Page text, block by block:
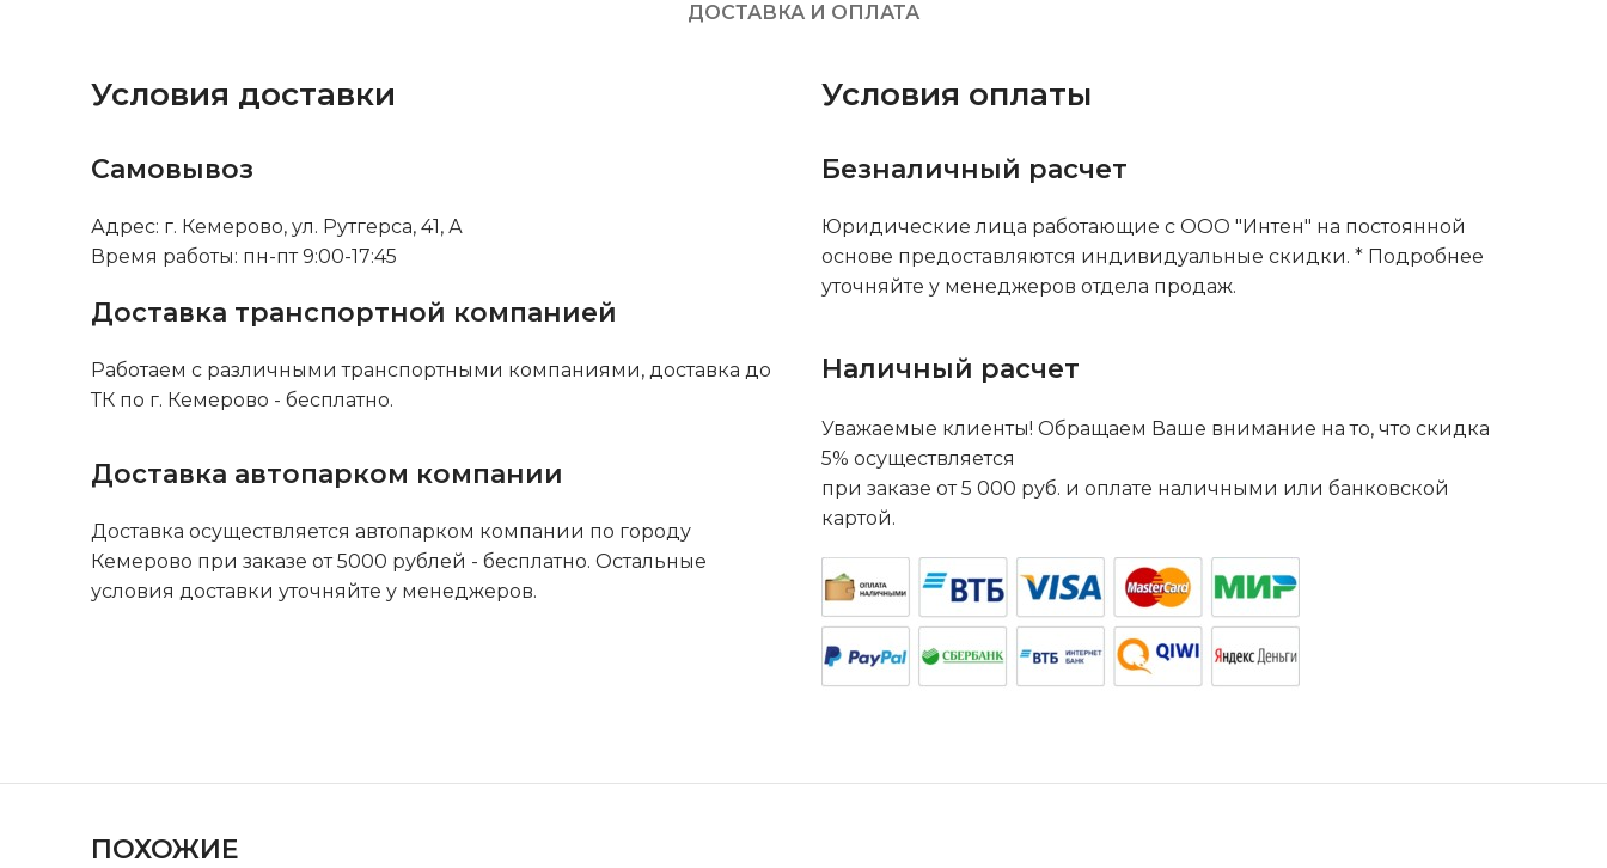
ДОСТАВКА И ОПЛАТА
Условия доставки
Самовывоз
Адрес: г. Кемерово, ул. Рутгерса, 41, А
Время работы: пн-пт 9:00-17:45
Доставка транспортной компанией
Работаем с различными транспортными компаниями, доставка до
ТК по г. Кемерово - бесплатно.
Доставка автопарком компании
Доставка осуществляется автопарком компании по городу
Кемерово при заказе от 5000 рублей - бесплатно. Остальные
условия доставки уточняйте у менеджеров.
Условия оплаты
Безналичный расчет
Юридические лица работающие с ООО "Интен" на постоянной
основе предоставляются индивидуальные скидки. * Подробнее
уточняйте у менеджеров отдела продаж.
Наличный расчет
Уважаемые клиенты! Обращаем Ваше внимание на то, что скидка
5% осуществляется
при заказе от 5 000 руб. и оплате наличными или банковской
картой.
ПОХОЖИЕ